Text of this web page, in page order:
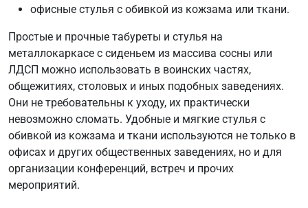
офисные стулья с обивкой из кожзама или ткани.
Простые и прочные табуреты и стулья на
металлокаркасе с сиденьем из массива сосны или
ЛДСП можно использовать в воинских частях,
общежитиях, столовых и иных подобных заведениях.
Они не требовательны к уходу, их практически
невозможно сломать. Удобные и мягкие стулья с
обивкой из кожзама и ткани используются не только в
офисах и других общественных заведениях, но и для
организации конференций, встреч и прочих
мероприятий.